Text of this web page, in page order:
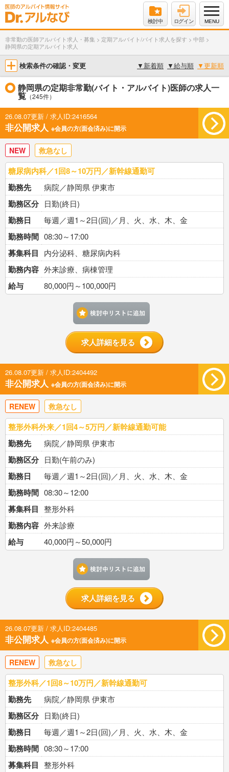
検討中 ログイン MENU
非常勤の医師アルバイト求人・募集 > 定期アルバイト/バイト求人を探す > 中部 >
静岡県の定期アルバイト求人
検索条件の確認・変更 ▼ 新着順 ▼給与順 ▼更新順
静岡県の定期非常勤(バイト・アルバイト)医師の求人一
覧 （245件）
26.08.07更新 / 求人ID:2416564
非公開求人 ※会員の方(面会済み)に開示
NEW 救急なし
糖尿病内科／1回8～10万円／新幹線通勤可
勤務先
病院／静岡県 伊東市
勤務区分 日勤(終日)
勤務日 毎週／週1～2日(回)／月、火、水、木、金
勤務時間 08:30～17:00
募集科目 内分泌科、糖尿病内科
勤務内容 外来診療、病棟管理
給与 80,000円～100,000円
求人詳細を見る
26.08.07更新 / 求人ID:2404492
非公開求人 ※会員の方(面会済み)に開示
RENEW 救急なし
整形外科外来／1回4～5万円／新幹線通勤可能
勤務先
病院／静岡県 伊東市
勤務区分 日勤(午前のみ)
勤務日 毎週／週1～2日(回)／月、火、水、木、金
勤務時間 08:30～12:00
募集科目 整形外科
勤務内容 外来診療
給与 40,000円～50,000円
求人詳細を見る
26.08.07更新 / 求人ID:2404485
非公開求人 ※会員の方(面会済み)に開示
RENEW 救急なし
整形外科／1回8～10万円／新幹線通勤可
勤務先
病院／静岡県 伊東市
勤務区分 日勤(終日)
勤務日 毎週／週1～2日(回)／月、火、水、木、金
勤務時間 08:30～17:00
募集科目 整形外科